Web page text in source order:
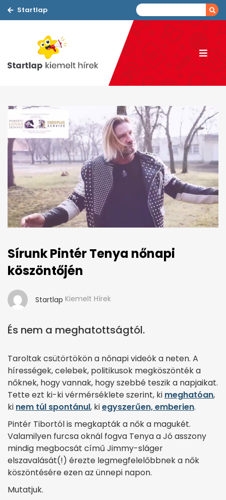
Startlap
Sírunk Pintér Tenya nőnapi
köszöntőjén
Startlap Kiemelt Hírek
És nem a meghatottságtól.
Taroltak csütörtökön a nőnapi videók a neten. A
hírességek, celebek, politikusok megköszönték a
nőknek, hogy vannak, hogy szebbé teszik a napjaikat.
Tette ezt ki-ki vérmérséklete szerint, ki meghatóan,
ki nem túl spontánul, kiegyszerűen, emberien.
Pintér Tibortól is megkapták a nők a magukét.
Valamilyen furcsa oknál fogva Tenya a Jó asszony
mindig megbocsát című Jimmy-sláger
elszavalását(!) érezte legmegfelelőbbnek a nők
köszöntésére ezen az ünnepi napon.
Mutatjuk.